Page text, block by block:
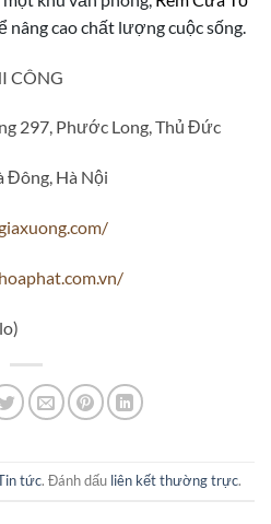
nâng cao chất lượng cuộc sống.
CÔNG
297, Phước Long, Thủ Đức
Đông, Hà Nội
tức. Đánh dấu liên kết thường trực.